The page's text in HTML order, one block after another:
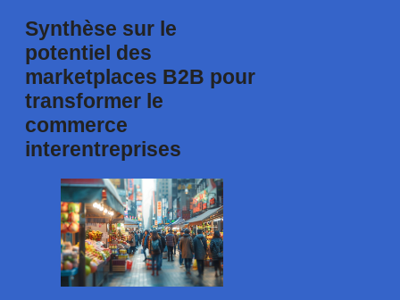
Synthèse sur le
potentiel des
marketplaces B2B pour
transformer le
commerce
interentreprises